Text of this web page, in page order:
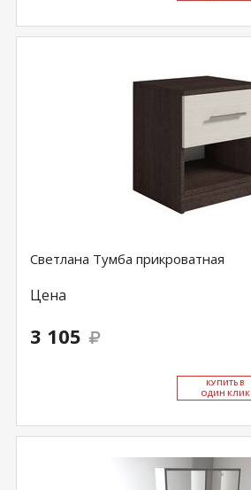
Светлана Тумба прикроватная
Цена
3 105
КУ­ПИТЬ В
ОДИН КЛИК